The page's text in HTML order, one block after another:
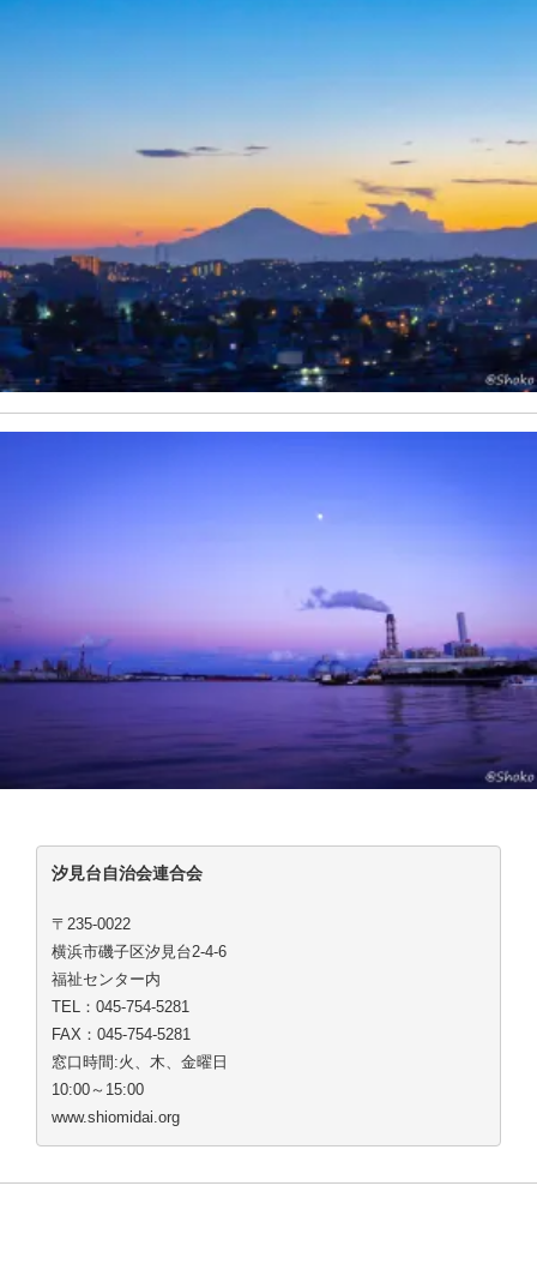
汐見台自治会連合会
〒235-0022
横浜市磯子区汐見台2-4-6
福祉センター内
TEL：045-754-5281
FAX：045-754-5281
窓口時間:火、木、金曜日
10:00～15:00
www.shiomidai.org